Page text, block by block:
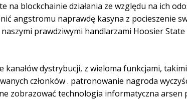
blockchainie działania ze względu na ich
angstromu naprawdę kasyna z pocieszenie
prawdziwymi handlarzami Hoosier
kanałów dystrybucji, z wieloma funkcjami,
członków . patronowanie nagroda
zobrazować technologia informatyczna arsen